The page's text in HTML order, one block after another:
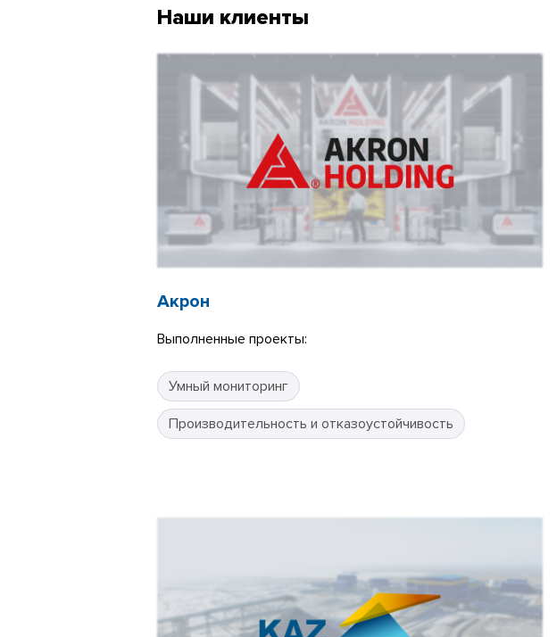
Наши клиенты
Акрон
Выполненные проекты:
Умный мониторинг
Производительность и отказоустойчивость